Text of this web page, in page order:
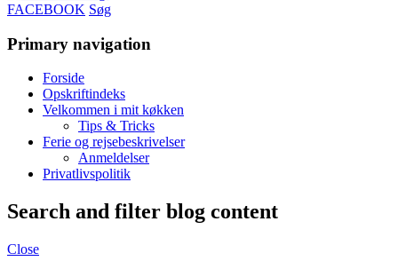
FACEBOOK Søg
Primary navigation
Forside
Opskriftindeks
Velkommen i mit køkken
Tips & Tricks
Ferie og rejsebeskrivelser
Anmeldelser
Privatlivspolitik
Search and filter blog content
Close